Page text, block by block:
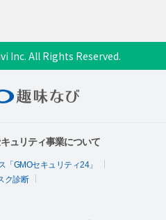
Inc. All Rights Reserved.